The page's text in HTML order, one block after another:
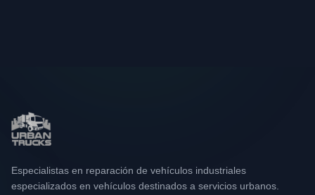
Especialistas en reparación de vehículos industriales
especializados en vehículos destinados a servicios urbanos.